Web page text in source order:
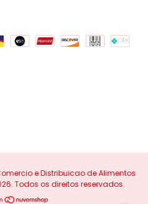
e Distribuicao de Alimentos
Todos os direitos reservados.